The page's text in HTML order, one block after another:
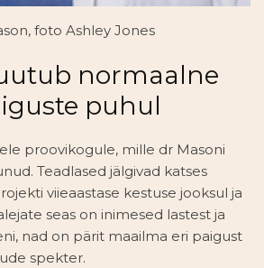
foto Ashley Jones
normaalne
puhul
proovikogule, mille dr Masoni
Teadlased jälgivad katses
viieaastase kestuse jooksul ja
seas on inimesed lastest ja
nad on pärit maailma eri paigust
spekter.